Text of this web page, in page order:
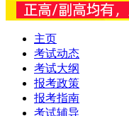
主页
考试动态
考试大纲
报考政策
报考指南
考试辅导